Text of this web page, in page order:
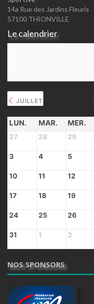
14a Rue des Jardins Fleuris
57100 THIONVILLE
Le calendrier
JUILLET
LUN. MAR. MER.
27 28 29
3 4 5
10 11 12
17 18 19
24 25 26
31 1 2
NOS SPONSORS